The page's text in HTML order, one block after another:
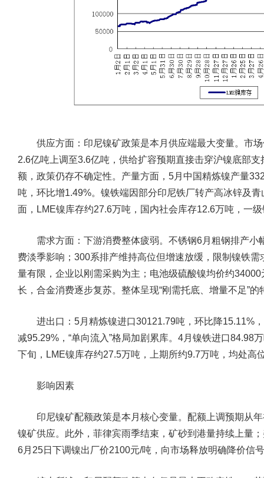
供应方面： 印尼镍矿政策是本月供应端最大变量。市
2.6亿吨上调至3.6亿吨，供给扩容预期直接击穿沪镍底部
额，政策仍存不确定性。产量方面，5月中国精炼镍产量
吨，环比增1.49%。镍铁端因部分印尼铁厂转产高冰锌及
面，LME镍库存约27.6万吨，国内社会库存12.6万吨，一
需求方面： 下游消费整体疲弱。不锈钢6月粗钢排产
费淡季影响；300系排产维持高位但增速放缓，限制镍铁
量有限，企业以刚需采购为主；电池级硫酸镍均价约
长，合金消费逐步复苏。整体呈现“刚需托底、增量不足”的
进出口： 5月精炼镍进口30121.79吨，环比降15.11%
减95.29%，“单向流入”格局加剧累库。4月镍铁进口84.98
下旬，LME镍库存约27.5万吨，上期所约9.7万吨，均处高
影响因素
印尼镍矿配额政策是本月核心变量。配额上调预期从年
镍矿供应。此外，菲律宾雨季结束，矿砂到港量持续上量
6月25日下调镍出厂价2100元/吨，向市场释放明确降价信